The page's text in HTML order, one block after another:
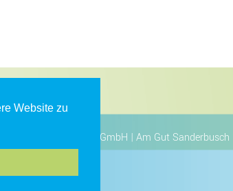
Website zu
Friesland-Kliniken gGmbH | Am Gut